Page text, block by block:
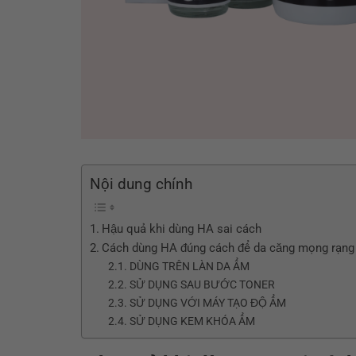
Nội dung chính
Hậu quả khi dùng HA sai cách
Cách dùng HA đúng cách để da căng mọng
DÙNG TRÊN LÀN DA ẨM
SỬ DỤNG SAU BƯỚC TONER
SỬ DỤNG VỚI MÁY TẠO ĐỘ ẨM
SỬ DỤNG KEM KHÓA ẨM